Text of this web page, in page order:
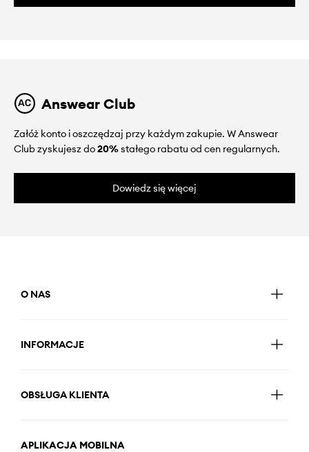
Answear Club
Załóż konto i oszczędzaj przy każdym zakupie. W Answear
Club zyskujesz do20%stałego rabatu od cen regularnych.
Dowiedz się więcej
O NAS
INFORMACJE
OBSŁUGA KLIENTA
APLIKACJA MOBILNA